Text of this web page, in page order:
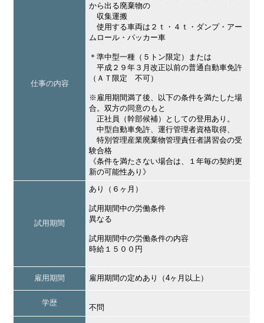
仕事の内容
から出る廃棄物の
収集運搬
使用する車両は２ｔ・４ｔ・ダンプ・アー
ムロール・パッカー車
＊準中型一種（５トン限定）または
平成２９年３月改正以前の普通自動車免許
（ＡＴ限定 不可）
※雇用期間満了後、以下の条件を満たした場
合。双方の同意のもと
正社員（幹部候補）としての登用あり。
中型自動車免許、運行管理者資格取得、
特別管理産業廃棄物管理責任者講習会の受
験合格
《条件を満たさない場合は、１年毎の契約更
新の可能性あり》
試用期間
あり（６ヶ月）
試用期間中の労働条件
異なる
試用期間中の労働条件の内容
時給１５００円
雇用期間 雇用期間の定めあり（4ヶ月以上）
学歴
不問